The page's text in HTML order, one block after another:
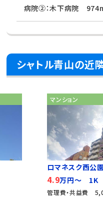
病院②：木下病院
シャトル青山の近
マンション
ロマネスク西公
4.9万円～ 1K
管理費・共益費